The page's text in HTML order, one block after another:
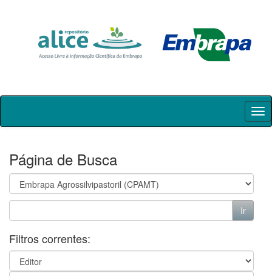
Skip
Página de Busca
Filtros correntes: